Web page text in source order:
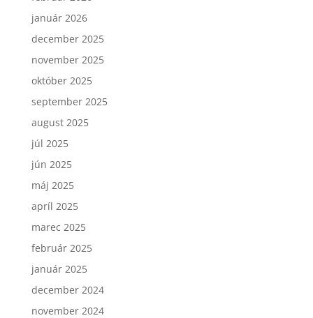
január 2026
december 2025
november 2025
október 2025
september 2025
august 2025
júl 2025
jún 2025
máj 2025
apríl 2025
marec 2025
február 2025
január 2025
december 2024
november 2024